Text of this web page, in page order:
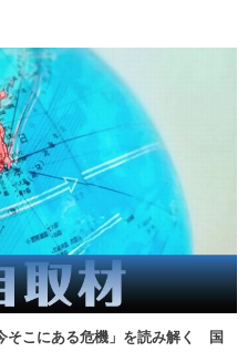
そこにある危機」を読み解く 国